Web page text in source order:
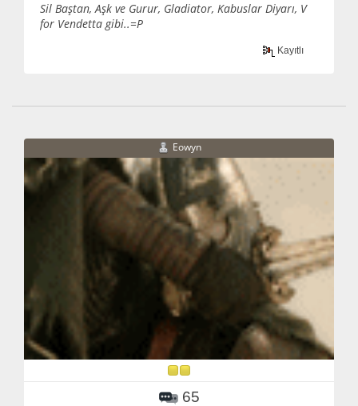
Sil Baştan, Aşk ve Gurur, Gladiator, Kabuslar Diyarı, V
for Vendetta gibi..=P
Kayıtlı
Eowyn
65